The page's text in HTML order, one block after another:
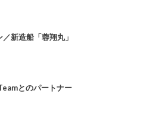
新造船「蓉翔丸」
とのパートナー